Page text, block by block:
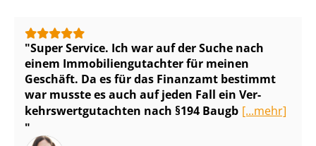
Super Service. Ich war auf der Suche nach
einem Im­mo­bi­li­en­gut­ach­ter für meinen
Geschäft. Da es für das Finanzamt bestimmt
war musste es auch auf jeden Fall ein Ver­
kehrs­wert­gut­ach­ten nach §194 Baugb [...mehr]